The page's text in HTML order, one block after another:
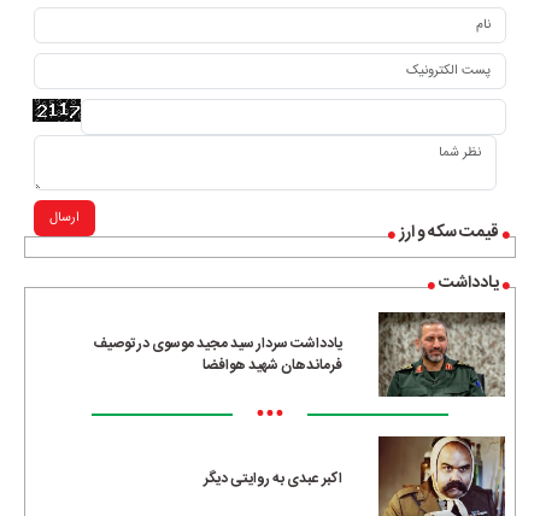
قیمت سکه و ارز
یادداشت
یادداشت سردار سید مجید موسوی در توصیف
فرماندهان شهید هوافضا
•••
اکبر عبدی به روایتی دیگر
ارسال